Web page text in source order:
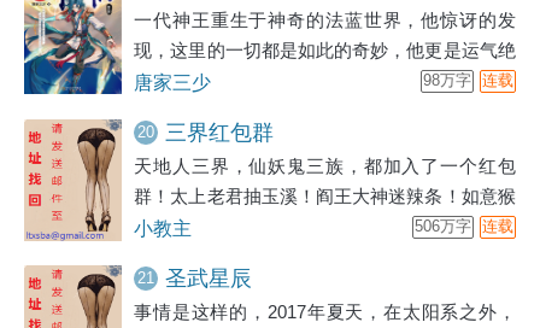
一代神王重生于神奇的法蓝世界，他惊讶的发
现，这里的一切都是如此的奇妙，他更是运气绝
佳的找到了妻子的转世身。可是，她没有前世的
对人类并不友好的世界中，能否重新追回妻子。
千奇百怪的妖神变又会带给他怎样的重生之路？
尽在一代神王至情追妻之旅，斗罗大陆第五部，
重生唐三！
唐家三少 连载
98万字
20 三界红包群
天地人三界，仙妖鬼三族，都加入了一个红包
群！太上老君抽玉溪！阎王大神迷辣条！如意猴
毛拔秃噜！哮天犬狗粮最逆天！韦小宝的神技？
限重口！泡最美的妞！装最炫的逼！吊打各种不
服！成就巅峰人生！ 地址发布01bz.cc收藏以备
小教主 连载
506万字
21 圣武星辰
事情是这样的，2017年夏天，在太阳系之外，